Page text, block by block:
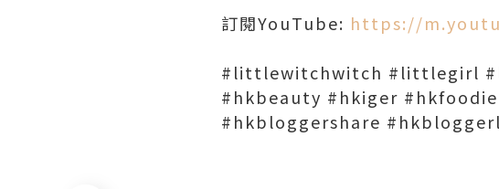
訂閱YouTube: https://
#littlewitchwitch #littlegirl
#hkbeauty #hkiger
#hkbloggershare